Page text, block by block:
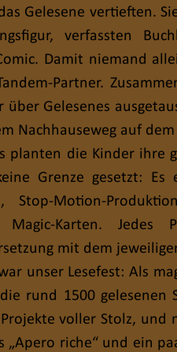
Gelesene vertieften.
verfassten
Damit niemand
Partner.
über Gelesenes
Nachhauseweg auf
planten die Kinder ihre
Grenze gesetzt: Es
Stop-Motion-
Magic-Karten.
mit dem
unser Lesefest: Als
rund 1500
voller Stolz, und
„Apero riche“ und ein